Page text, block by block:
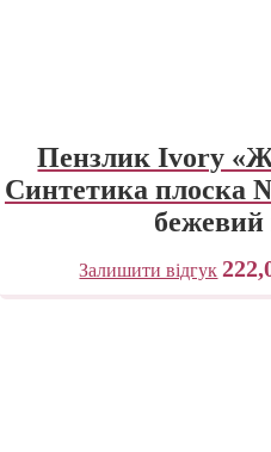
Пензлик Ivory
Синтетика плоска
бежевий
Залишити відгук